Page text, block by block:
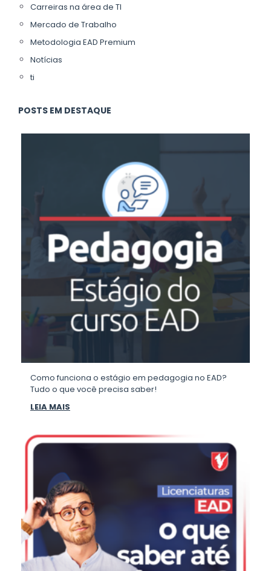
Carreiras na área de TI
Mercado de Trabalho
Metodologia EAD Premium
Notícias
ti
POSTS EM DESTAQUE
Como funciona o estágio em pedagogia no EAD?
Tudo o que você precisa saber!
LEIA MAIS